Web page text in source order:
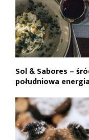
Sol & Sabores –
południowa